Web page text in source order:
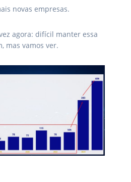
novas empresas.
agora: difícil manter essa
mas vamos ver.